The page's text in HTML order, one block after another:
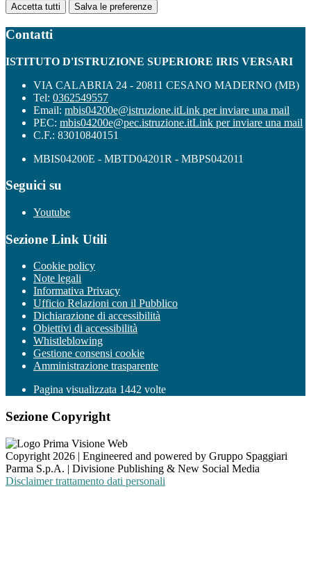
Accetta tutti Salva le preferenze
Contatti
ISTITUTO D'ISTRUZIONE SUPERIORE IRIS VERSARI
VIA CALABRIA 24 - 20811 CESANO MADERNO (MB)
Tel: 0362549557
Email: mbis04200e@istruzione.itLink per inviare una mail
PEC: mbis04200e@pec.istruzione.itLink per inviare una mail
C.F.: 83010840151
MBIS04200E - MBTD04201R - MBPS042011
Seguici su
Youtube
Sezione Link Utili
Cookie policy
Note legali
Informativa Privacy
Ufficio Relazioni con il Pubblico
Dichiarazione di accessibilità
Obiettivi di accessibilità
Whistleblowing
Gestione consensi cookie
Amministrazione trasparente
Pagina visualizzata 1442 volte
Sezione Copyright
Copyright 2026 | Engineered and powered by Gruppo Spaggiari
Parma S.p.A. | Divisione Publishing & New Social Media
Disclaimer trattamento dati personali